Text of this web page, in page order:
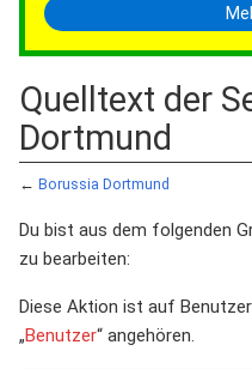
Quelltext der
Dortmund
← Borussia Dortmund
Du bist aus dem folgenden
zu bearbeiten:
Diese Aktion ist auf
„Benutzer“ angehören.